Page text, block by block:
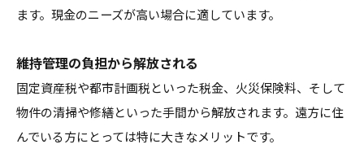
ます。現金のニーズが高い場合に適しています。
維持管理の負担から解放される
固定資産税や都市計画税といった税金、火災保険料、そして
物件の清掃や修繕といった手間から解放されます。遠方に住
んでいる方にとっては特に大きなメリットです。